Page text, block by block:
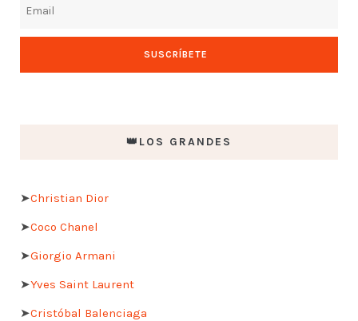
👑LOS GRANDES
➤Christian Dior
➤Coco Chanel
➤Giorgio Armani
➤Yves Saint Laurent
➤Cristóbal Balenciaga